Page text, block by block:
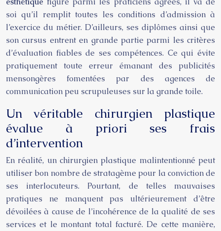
soi qu’il remplit toutes les conditions d’admission à
l’exercice du métier. D’ailleurs, ses diplômes ainsi que
son cursus entrent en grande partie parmi les critères
d’évaluation fiables de ses compétences. Ce qui évite
pratiquement toute erreur émanant des publicités
mensongères fomentées par des agences de
communication peu scrupuleuses sur la grande toile.
Un véritable chirurgien plastique
évalue à priori ses frais
d’intervention
En réalité, un chirurgien plastique malintentionné peut
utiliser bon nombre de stratagème pour la conviction de
ses interlocuteurs. Pourtant, de telles mauvaises
pratiques ne manquent pas ultérieurement d’être
dévoilées à cause de l’incohérence de la qualité de ses
services et le montant total facturé. De cette manière,